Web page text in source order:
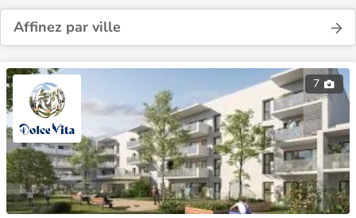
Affinez par ville
7